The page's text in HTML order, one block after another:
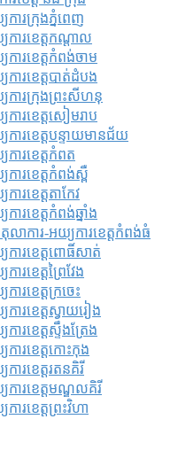
ារក្រុងភ្នំពេញ
ារខេត្តកណ្តាល
ារខេត្តកំពង់ចាម
ារខេត្តបាត់ដំបង
ការ​ក្រុងព្រះសីហនុ
ារខេត្តសៀមរាប
ារខេត្តបន្ទាយមានជ័យ
ារខេត្តកំពត
ារខេត្តកំពង់ស្ពឺ
រខេត្តតាកែវ
ារខេត្តកំពង់ឆ្នាំង
លាការ-អយ្យការខេត្តកំពង់ធំ
ារខេត្តពោធិ៍សាត់
រខេត្តព្រៃវែង
រខេត្តក្រចេះ
ារខេត្តស្វាយរៀង
ារខេត្តស្ទឹងត្រែង
ារខេត្តកោះកុង
ារខេត្តរតនគិរី
ារខេត្តមណ្ឌលគិរី
រខេត្តព្រះវិហា